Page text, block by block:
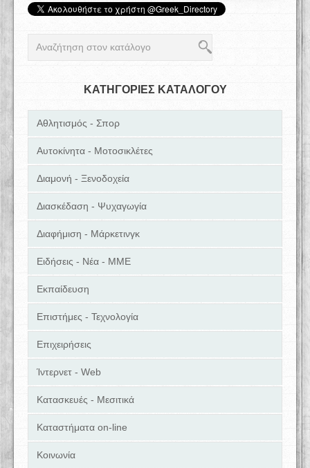
ΚΑΤΗΓΟΡΙΕΣ ΚΑΤΑΛΟΓΟΥ
Αθλητισμός - Σπορ
Αυτοκίνητα - Μοτοσικλέτες
Διαμονή - Ξενοδοχεία
Διασκέδαση - Ψυχαγωγία
Διαφήμιση - Μάρκετινγκ
Ειδήσεις - Νέα - ΜΜΕ
Εκπαίδευση
Επιστήμες - Τεχνολογία
Επιχειρήσεις
Ίντερνετ - Web
Κατασκευές - Μεσιτικά
Καταστήματα on-line
Κοινωνία